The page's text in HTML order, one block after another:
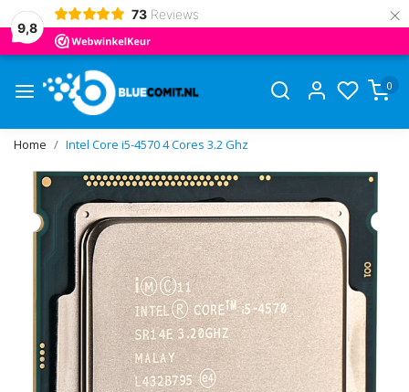
9,8
73 Reviews ×
0
Home Intel Core i5-4570 4 Cores 3.2 Ghz